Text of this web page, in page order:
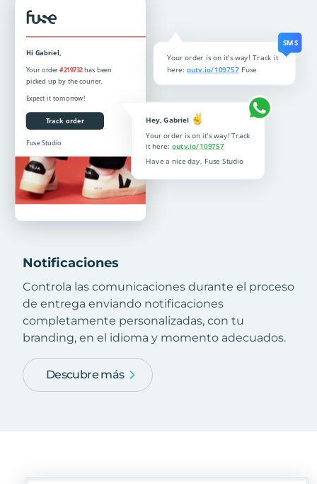
Notificaciones
Controla las comunicaciones durante el proceso
de entrega enviando notificaciones
completamente personalizadas, con tu
branding, en el idioma y momento adecuados.
Descubre más